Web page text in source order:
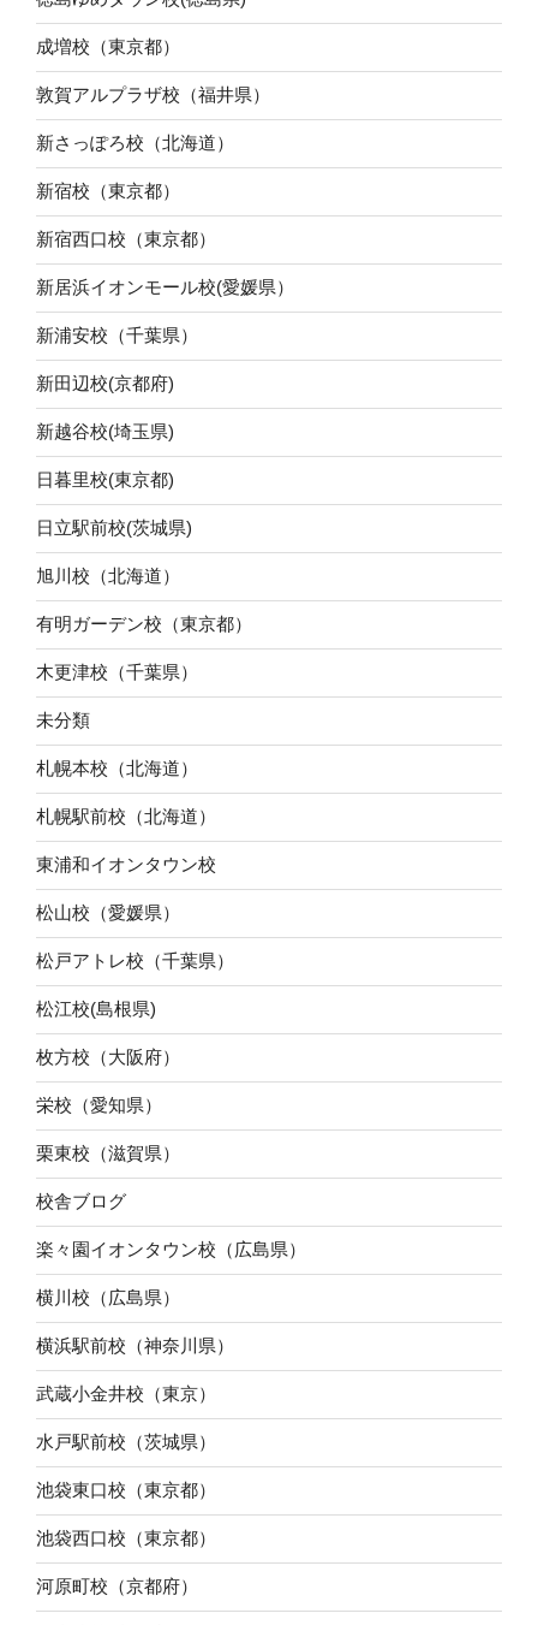
成増校（東京都）
敦賀アルプラザ校（福井県）
新さっぽろ校（北海道）
新宿校（東京都）
新宿西口校（東京都）
新居浜イオンモール校(愛媛県）
新浦安校（千葉県）
新田辺校(京都府)
新越谷校(埼玉県)
日暮里校(東京都)
日立駅前校(茨城県)
旭川校（北海道）
有明ガーデン校（東京都）
木更津校（千葉県）
未分類
札幌本校（北海道）
札幌駅前校（北海道）
東浦和イオンタウン校
松山校（愛媛県）
松戸アトレ校（千葉県）
松江校(島根県)
枚方校（大阪府）
栄校（愛知県）
栗東校（滋賀県）
校舎ブログ
楽々園イオンタウン校（広島県）
横川校（広島県）
横浜駅前校（神奈川県）
武蔵小金井校（東京）
水戸駅前校（茨城県）
池袋東口校（東京都）
池袋西口校（東京都）
河原町校（京都府）